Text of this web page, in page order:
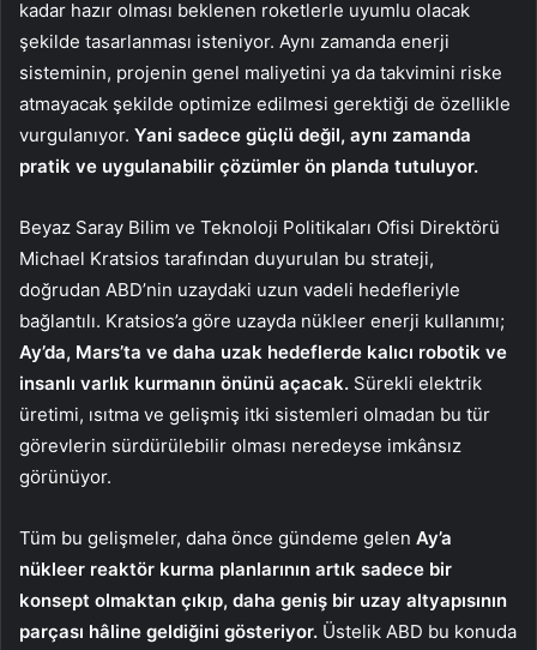
kadar hazır olması beklenen roketlerle uyumlu olacak
şekilde tasarlanması isteniyor. Aynı zamanda enerji
sisteminin, projenin genel maliyetini ya da takvimini riske
atmayacak şekilde optimize edilmesi gerektiği de özellikle
vurgulanıyor. Yani sadece güçlü değil, aynı zamanda
pratik ve uygulanabilir çözümler ön planda tutuluyor.
Beyaz Saray Bilim ve Teknoloji Politikaları Ofisi Direktörü
Michael Kratsios tarafından duyurulan bu strateji,
doğrudan ABD’nin uzaydaki uzun vadeli hedefleriyle
bağlantılı. Kratsios’a göre uzayda nükleer enerji kullanımı;
Ay’da, Mars’ta ve daha uzak hedeflerde kalıcı robotik ve
insanlı varlık kurmanın önünü açacak. Sürekli elektrik
üretimi, ısıtma ve gelişmiş itki sistemleri olmadan bu tür
görevlerin sürdürülebilir olması neredeyse imkânsız
görünüyor.
Tüm bu gelişmeler, daha önce gündeme gelen Ay’a
nükleer reaktör kurma planlarının artık sadece bir
konsept olmaktan çıkıp, daha geniş bir uzay altyapısının
parçası hâline geldiğini gösteriyor. Üstelik ABD bu konuda